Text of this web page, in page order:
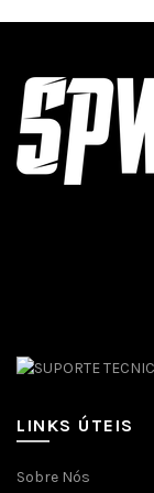
LINKS ÚTEIS
Sobre Nós